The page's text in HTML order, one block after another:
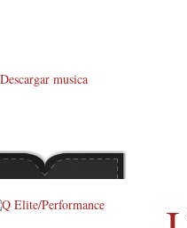
Descargar musica